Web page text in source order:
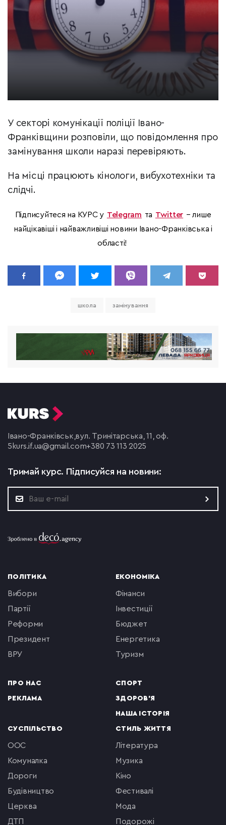
У секторі комунікації поліції Івано-
Франківщини розповіли, що повідомлення про
замінування школи наразі перевіряють.
На місці працюють кінологи, вибухотехніки та
слідчі.
Підписуйтеся на КУРС у Telegram та Twitter – лише
найцікавіші і найважливіші новини Івано-Франківська і
області!
школа замінування
Івано-Франківськ,вул. Тринітарська, 11, оф.
5 kurs.if.ua@gmail.com+380 73 113 2025
Тримай курс. Підписуйся на новини:
ПОЛІТИКА
вибори
партії
реформи
президент
ВРУ
ПРО НАС
РЕКЛАМА
ЕКОНОМІКА
фінанси
інвестиції
бюджет
енергетика
туризм
СПОРТ
ЗДОРОВ'Я
НАША ІСТОРІЯ
СУСПІЛЬСТВО
ООС
комуналка
Дороги
будівництво
церква
ДТП
СТИЛЬ ЖИТТЯ
література
музика
кіно
фестивалі
мода
подорожі